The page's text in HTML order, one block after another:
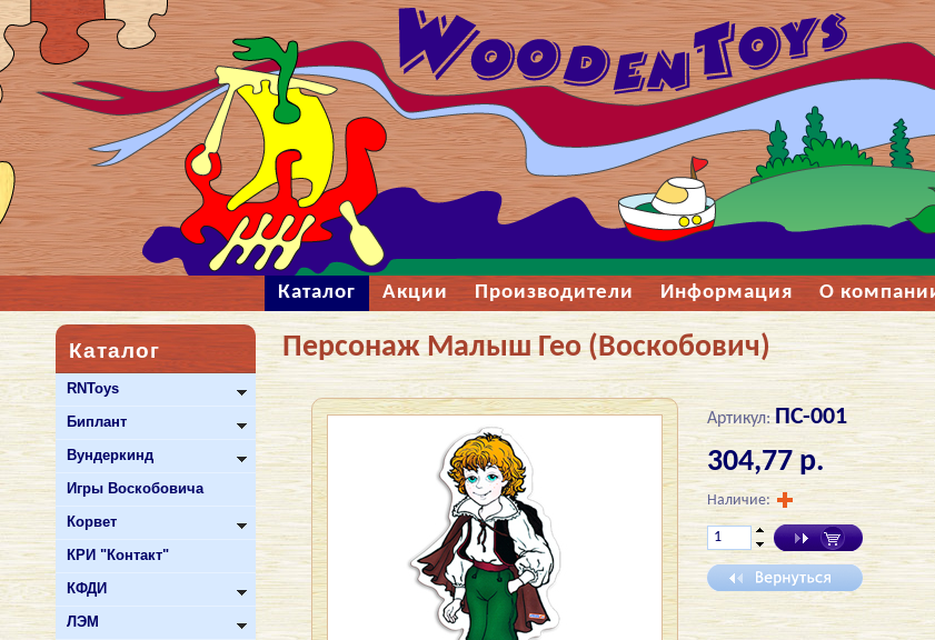
Каталог Акции Производители Информация О
Каталог
RNToys
Биплант
Вундеркинд
Игры Воскобовича
Корвет
КРИ "Контакт"
КФДИ
ЛЭМ
Персонаж Малыш Гео (Воскобович)
Артикул:ПС-001
304,77 р.
Наличие: